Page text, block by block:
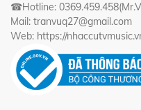
☎Hotline:
Mail: tranvuq27@gmail.com
Web: https://